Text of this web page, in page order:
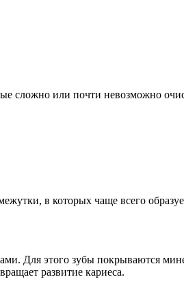
сложно или почти невозможно
в которых чаще всего
Для этого зубы покрываются
развитие кариеса.